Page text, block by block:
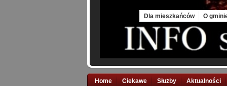
Dla mieszkańców O
Home Ciekawe Służby Aktualności